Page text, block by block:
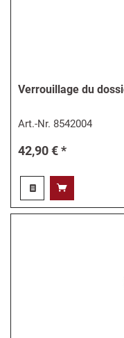
Verrouillage du
Art.-Nr. 8542004
42,90 € *